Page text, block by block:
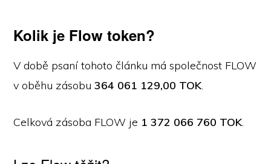
Kolik je Flow token?
V době psaní tohoto článku má společnost FLOW
v oběhu zásobu364 061 129,00 TOK.
Celková zásoba FLOW je 1 372 066 760 TOK.